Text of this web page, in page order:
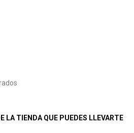
LA TIENDA QUE PUEDES LLEVARTE